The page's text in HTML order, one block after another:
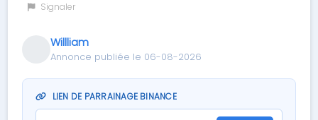
Signaler
Willliam
Annonce publiée le 06-08-2026
LIEN DE PARRAINAGE BINANCE